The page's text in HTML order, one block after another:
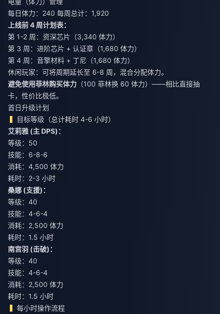
每日体力：240 每周总计：1,920
上线前 4 周计划表：
第 1-2 周：资深芯片（3,340 体力）
第 3 周：进阶芯片 + 认证章（1,680 体力）
第 4 周：音擎材料 + 丁尼（1,680 体力）
休闲玩家：可将周期延长至 6-8 周，混合分配体力。
避免使用菲林购买体力 （100 菲林换 60 体力）——相比直接抽
卡，性价比极低。
首日升级计划
目标等级（总计耗时 4-6 小时）
艾莉雅 (主 DPS)：
等级：50
技能：6-8-6
消耗：4,500 体力
耗时：2-3 小时
桑娜 (支援)：
等级：40
技能：4-6-4
消耗：2,500 体力
耗时：1.5 小时
南宫羽 (击破)：
等级：40
技能：4-6-4
消耗：2,500 体力
耗时：1.5 小时
每小时操作流程